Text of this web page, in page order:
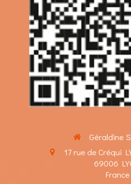
Géraldine
17 rue de Créqui
69006
France